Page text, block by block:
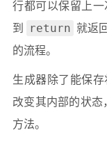
行都可以保留上
到
return
就返
的流程。
生成器除了能保存
改变其内部的状态
方法。